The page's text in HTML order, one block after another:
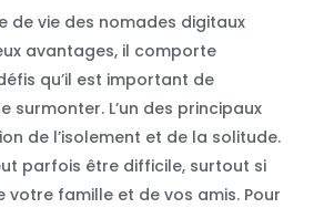
de vie des nomades digitaux
avantages, il comporte
qu’il est important de
surmonter. L’un des principaux
de l’isolement et de la solitude.
parfois être difficile, surtout si
votre famille et de vos amis. Pour